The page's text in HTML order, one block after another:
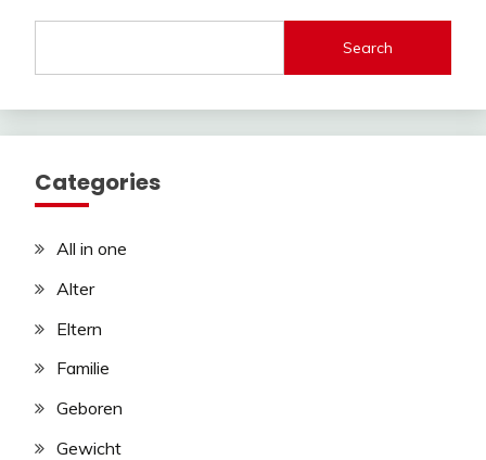
Search
Categories
All in one
Alter
Eltern
Familie
Geboren
Gewicht